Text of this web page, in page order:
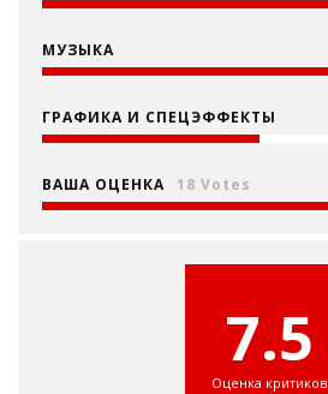
МУЗЫКА
ГРАФИКА И СПЕЦЭФФЕКТЫ
ВАША ОЦЕНКА 18 Votes
7.5
Оценка критиков